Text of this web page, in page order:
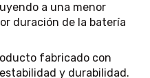
a una menor
duración de la batería
fabricado con
y durabilidad.